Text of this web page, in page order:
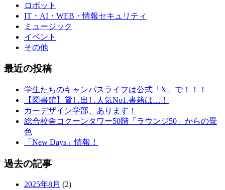
ロボット
IT・AI・WEB・情報セキュリティ
ミュージック
イベント
その他
最近の投稿
学生たちのキャンパスライフは公式「X」で！！！
【図書館】貸し出し人気No1.書籍は…！
カーデザイン学部、あります！
総合校舎コクーンタワー50階「ラウンジ50」からの景
色
「New Days」情報！
過去の記事
2025年8月 (2)